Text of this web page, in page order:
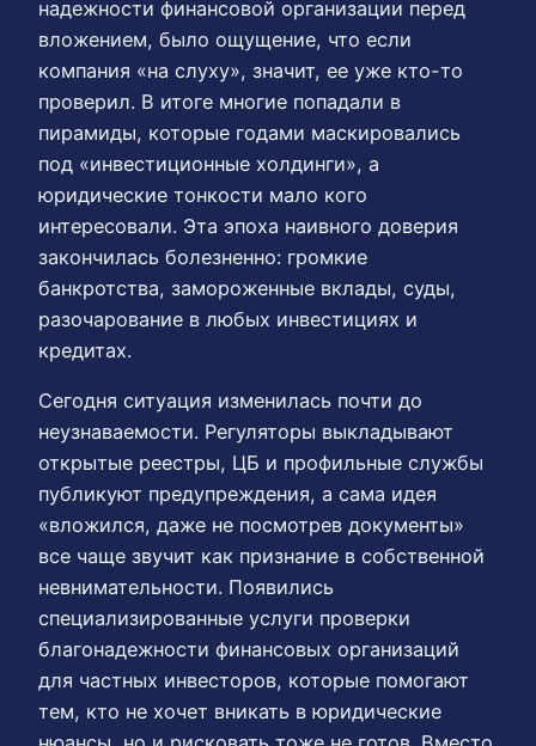
надежности финансовой организации перед
вложением, было ощущение, что если
компания «на слуху», значит, ее уже кто-то
проверил. В итоге многие попадали в
пирамиды, которые годами маскировались
под «инвестиционные холдинги», а
юридические тонкости мало кого
интересовали. Эта эпоха наивного доверия
закончилась болезненно: громкие
банкротства, замороженные вклады, суды,
разочарование в любых инвестициях и
кредитах.
Сегодня ситуация изменилась почти до
неузнаваемости. Регуляторы выкладывают
открытые реестры, ЦБ и профильные службы
публикуют предупреждения, а сама идея
«вложился, даже не посмотрев документы»
все чаще звучит как признание в собственной
невнимательности. Появились
специализированные услуги проверки
благонадежности финансовых организаций
для частных инвесторов, которые помогают
тем, кто не хочет вникать в юридические